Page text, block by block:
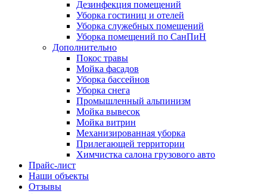
Дезинфекция помещений
Уборка гостиниц и отелей
Уборка служебных помещений
Уборка помещений по СанПиН
Дополнительно
Покос травы
Мойка фасадов
Уборка бассейнов
Уборка снега
Промышленный альпинизм
Мойка вывесок
Мойка витрин
Механизированная уборка
Прилегающей территории
Химчистка салона грузового авто
Прайс-лист
Наши объекты
Отзывы